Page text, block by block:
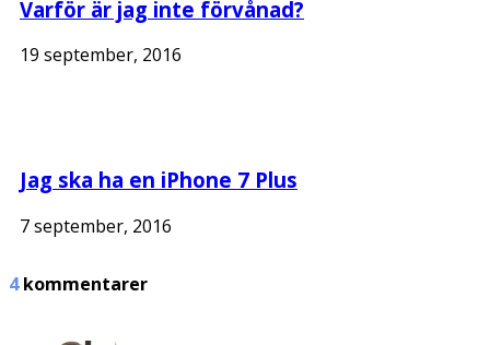
Varför är jag inte förvånad?
19 september, 2016
Jag ska ha en iPhone 7 Plus
7 september, 2016
4kommentarer